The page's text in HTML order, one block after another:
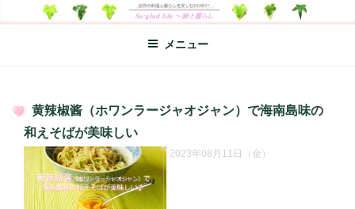
ン
ン
SO-GLAD LIFE～旅と暮らし
世界の料理のエッセイやレシピ、シンプルライフ、楽しい暮らしなどを
綴る、世界248か国を旅した松本あづさのDIARYです
メニュー
投
稿
黄辣椒酱（ホワンラージャオジャン）で海南島味の
和えそばが美味しい
2023年08月11日（金）